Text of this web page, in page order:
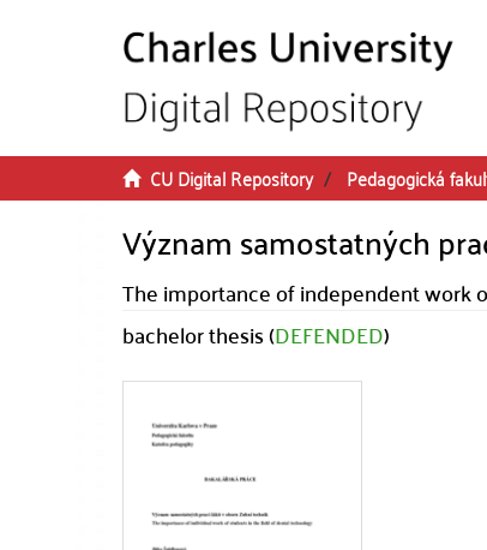
CU Digital Repository Pedagogická
Význam samostatných
The importance of independent work
bachelor thesis (DEFENDED)